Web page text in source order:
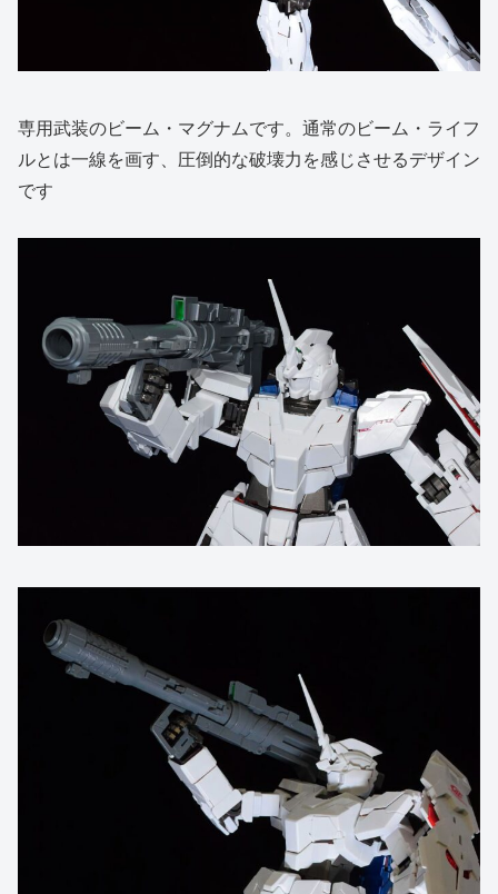
専用武装のビーム・マグナムです。通常のビーム・ライフ
ルとは一線を画す、圧倒的な破壊力を感じさせるデザイン
です